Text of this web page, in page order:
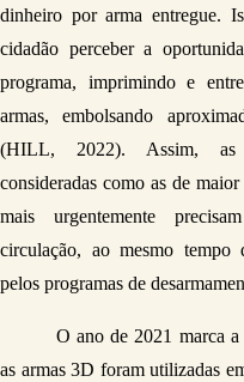
dinheiro por arma entregue.
cidadão perceber a
programa, imprimindo e
armas, embolsando
(HILL, 2022). Assim,
consideradas como as de
mais urgentemente
circulação, ao mesmo tempo
pelos programas de
O ano de 2021 marca
as armas 3D foram utilizadas